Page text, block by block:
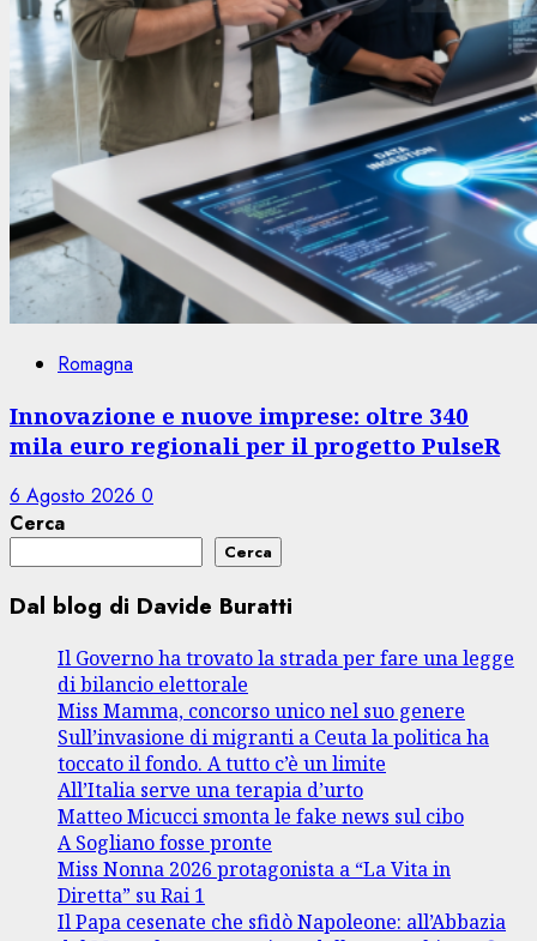
Romagna
Innovazione e nuove imprese: oltre 340
mila euro regionali per il progetto PulseR
6 Agosto 2026 0
Cerca
Cerca
Dal blog di Davide Buratti
Il Governo ha trovato la strada per fare una legge
di bilancio elettorale
Miss Mamma, concorso unico nel suo genere
Sull’invasione di migranti a Ceuta la politica ha
toccato il fondo. A tutto c’è un limite
All’Italia serve una terapia d’urto
Matteo Micucci smonta le fake news sul cibo
A Sogliano fosse pronte
Miss Nonna 2026 protagonista a “La Vita in
Diretta” su Rai 1
Il Papa cesenate che sfidò Napoleone: all’Abbazia